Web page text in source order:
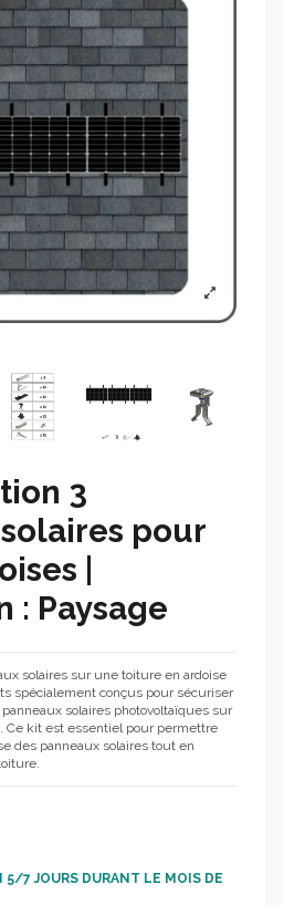
3
pour
|
: Paysage
solaires sur une toiture en ardoise
spécialement conçus pour sécuriser
solaires photovoltaïques sur
Ce kit est essentiel pour permettre
des panneaux solaires tout en
5/7 JOURS DURANT LE MOIS DE